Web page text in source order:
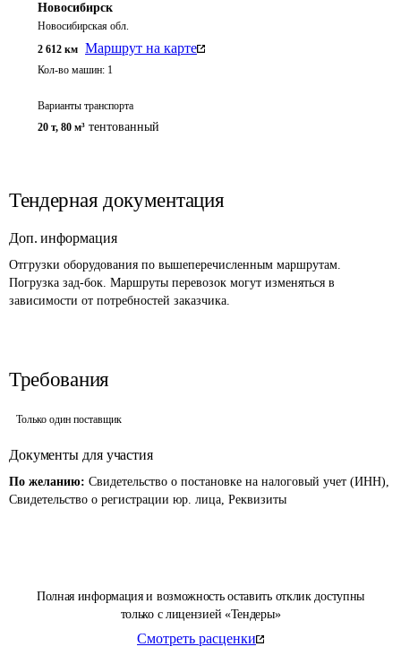
Полная информация и возможность оставить отклик доступны
только с лицензией «Тендеры»
Смотреть расценки
Новосибирск
Новосибирская обл.
2 612 км Маршрут на карте
Кол-во машин: 1
Варианты транспорта
20 т, 80 м³ тентованный
Тендерная документация
Доп. информация
Отгрузки оборудования по вышеперечисленным маршрутам.
Погрузка зад-бок. Маршруты перевозок могут изменяться в
зависимости от потребностей заказчика.
Требования
Только один поставщик
Документы для участия
По желанию: Свидетельство о постановке на налоговый учет (ИНН),
Свидетельство о регистрации юр. лица, Реквизиты